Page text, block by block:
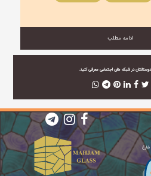
ادامه مطلب
دوستانتان در شبکه های اجتماعی معرفی کنید.
شارع